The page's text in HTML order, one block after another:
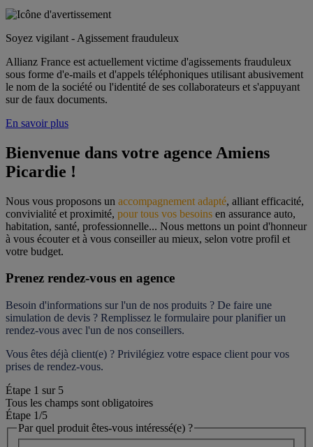
Soyez vigilant - Agissement frauduleux
Allianz France est actuellement victime d'agissements frauduleux
sous forme d'e-mails et d'appels téléphoniques utilisant abusivement
le nom de la société ou l'identité de ses collaborateurs et s'appuyant
sur de faux documents.
En savoir plus
Bienvenue dans votre agence Amiens
Picardie !
Nous vous proposons un accompagnement adapté, alliant efficacité,
convivialité et proximité, pour tous vos besoins en assurance auto,
habitation, santé, professionnelle... Nous mettons un point d'honneur
à vous écouter et à vous conseiller au mieux, selon votre profil et
votre budget.
Prenez rendez-vous en agence
Besoin d'informations sur l'un de nos produits ? De faire une
simulation de devis ? Remplissez le formulaire pour planifier un
rendez-vous avec l'un de nos conseillers.
Vous êtes déjà client(e) ? Privilégiez votre espace client pour vos
prises de rendez-vous.
Étape 1 sur 5
Tous les champs sont obligatoires
Étape 1/5
Par quel produit êtes-vous intéressé(e) ?